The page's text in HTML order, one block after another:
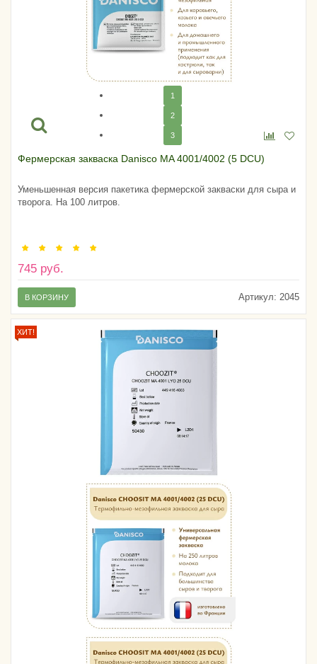
1
2
3
Фермерская закваска Danisco MA 4001/4002 (5 DCU)
Уменьшенная версия пакетика фермерской закваски для сыра и
творога. На 100 литров.
745 руб.
Артикул: 2045
В КОРЗИНУ
ХИТ!